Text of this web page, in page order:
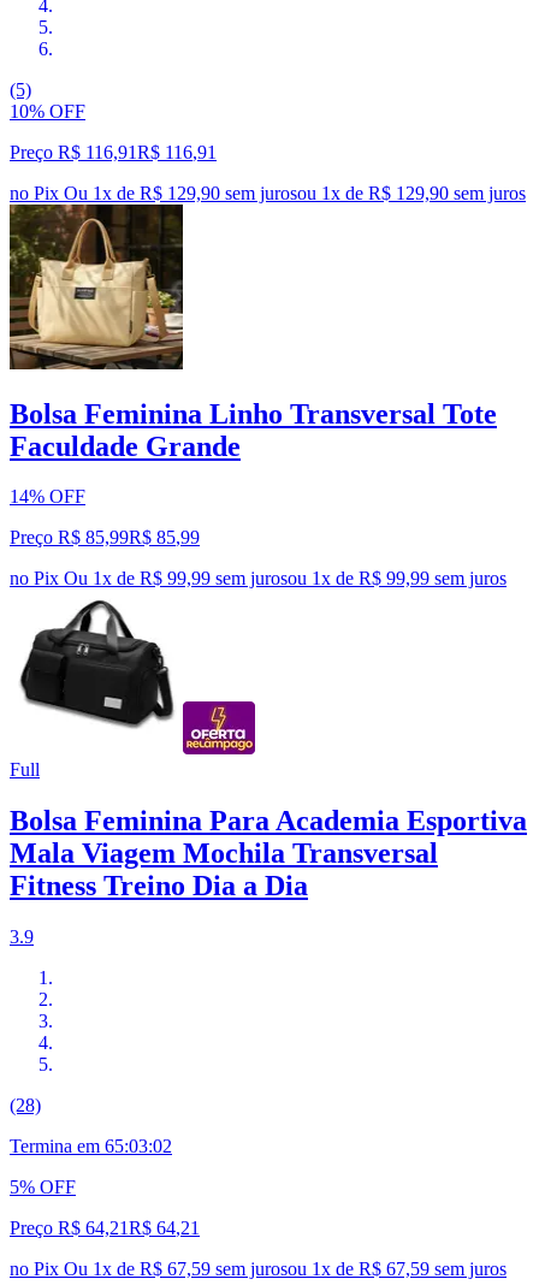
(5)
10% OFF
Preço R$ 116,91R$ 116,91
no Pix Ou 1x de R$ 129,90 sem jurosou 1x de R$ 129,90 sem juros
Bolsa Feminina Linho Transversal Tote
Faculdade Grande
14% OFF
Preço R$ 85,99R$ 85,99
no Pix Ou 1x de R$ 99,99 sem jurosou 1x de R$ 99,99 sem juros
Full
Bolsa Feminina Para Academia Esportiva
Mala Viagem Mochila Transversal
Fitness Treino Dia a Dia
3.9
(28)
Termina em 65:03:01
5% OFF
Preço R$ 64,21R$ 64,21
no Pix Ou 1x de R$ 67,59 sem jurosou 1x de R$ 67,59 sem juros